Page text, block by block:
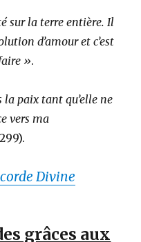
sur la terre entière. Il
d’amour et c’est
».
la paix tant qu’elle ne
vers ma
299).
Divine
grâces aux